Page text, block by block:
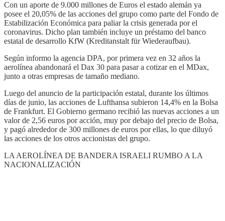
Con un aporte de 9.000 millones de Euros el estado alemán ya
posee el 20,05% de las acciones del grupo como parte del Fondo de
Estabilización Económica para paliar la crisis generada por el
coronavirus. Dicho plan también incluye un préstamo del banco
estatal de desarrollo KfW (Kreditanstalt für Wiederaufbau).
Según informo la agencia DPA, por primera vez en 32 años la
aerolínea abandonará el Dax 30 para pasar a cotizar en el MDax,
junto a otras empresas de tamaño mediano.
Luego del anuncio de la participación estatal, durante los últimos
días de junio, las acciones de Lufthansa subieron 14,4% en la Bolsa
de Frankfurt. El Gobierno germano recibió las nuevas acciones a un
valor de 2,56 euros por acción, muy por debajo del precio de Bolsa,
y pagó alrededor de 300 millones de euros por ellas, lo que diluyó
las acciones de los otros accionistas del grupo.
LA AEROLÍNEA DE BANDERA ISRAELI RUMBO A LA
NACIONALIZACIÓN